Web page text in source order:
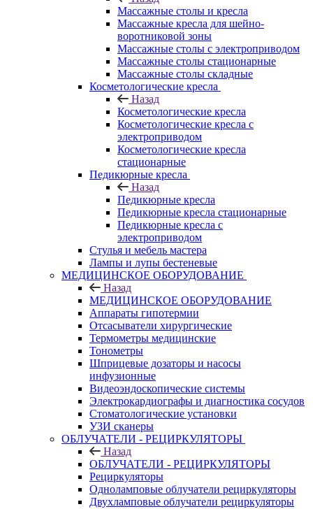
Массажные столы и кресла
Массажные кресла для шейно-
воротниковой зоны
Массажные столы с электроприводом
Массажные столы стационарные
Массажные столы складные
Косметологические кресла
Назад
Косметологические кресла
Косметологические кресла с
электроприводом
Косметологические кресла
стационарные
Педикюрные кресла
Назад
Педикюрные кресла
Педикюрные кресла стационарные
Педикюрные кресла с
электроприводом
Стулья и мебель мастера
Лампы и лупы бестеневые
МЕДИЦИНСКОЕ ОБОРУДОВАНИЕ
Назад
МЕДИЦИНСКОЕ ОБОРУДОВАНИЕ
Аппараты гипотермии
Отсасыватели хирургические
Термометры медицинские
Тонометры
Шприцевые дозаторы и насосы
инфузионные
Видеоэндоскопические системы
Электрокардиографы и диагностика сосудов
Стоматологические установки
УЗИ сканеры
ОБЛУЧАТЕЛИ - РЕЦИРКУЛЯТОРЫ
Назад
ОБЛУЧАТЕЛИ - РЕЦИРКУЛЯТОРЫ
Рециркуляторы
Одноламповые облучатели рециркуляторы
Двухламповые облучатели рециркуляторы